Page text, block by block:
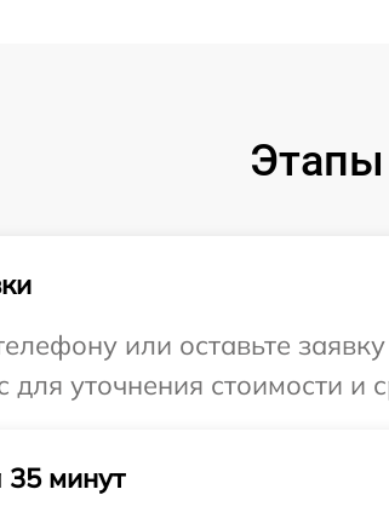
или оставьте
для уточнения стоимости
минут